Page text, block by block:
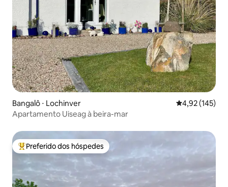
Bangalô ⋅ Lochinver 4,92 de uma
4,92 (145)
Apartamento Uiseag à beira-mar
Entre os melhores preferidos dos hóspedes
Preferido dos hóspedes